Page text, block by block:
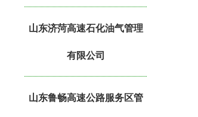
山东济菏高速石化油气管理
有限公司
山东鲁畅高速公路服务区管